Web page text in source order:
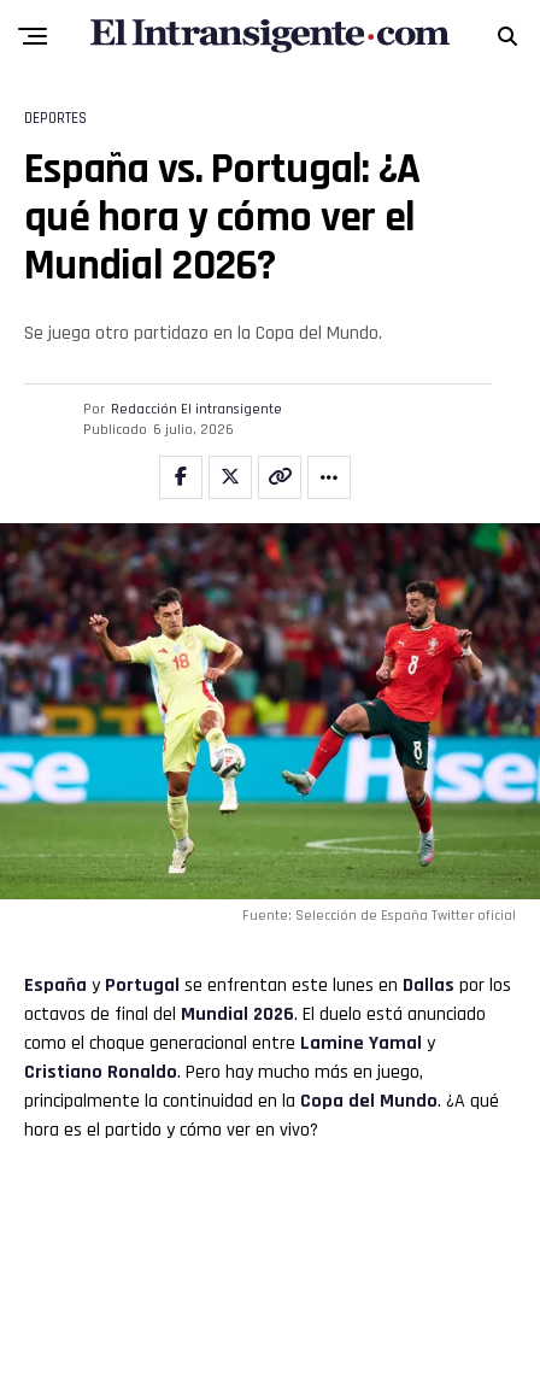
DEPORTES
España vs. Portugal: ¿A
qué hora y cómo ver el
Mundial 2026?
Se juega otro partidazo en la Copa del Mundo.
Por Redacción El intransigente
Publicado 6 julio, 2026
Fuente: Selección de España Twitter oficial
España y Portugal se enfrentan este lunes en Dallas por los
octavos de final del Mundial 2026. El duelo está anunciado
como el choque generacional entre Lamine Yamal y
Cristiano Ronaldo. Pero hay mucho más en juego,
principalmente la continuidad en la Copa del Mundo. ¿A qué
hora es el partido y cómo ver en vivo?
Reddit
Pinterest
Whatsapp
Email